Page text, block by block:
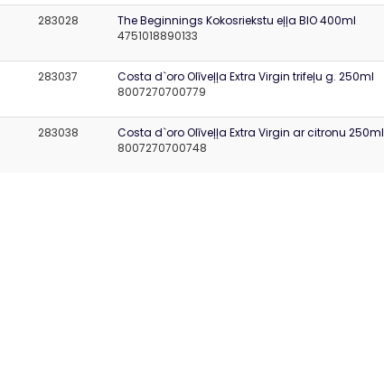
283028
The Beginnings Kokosriekstu eļļa BIO 400ml
4751018890133
283037
Costa d`oro Olīveļļa Extra Virgin trifeļu g. 250ml
8007270700779
283038
Costa d`oro Olīveļļa Extra Virgin ar citronu 250ml
8007270700748